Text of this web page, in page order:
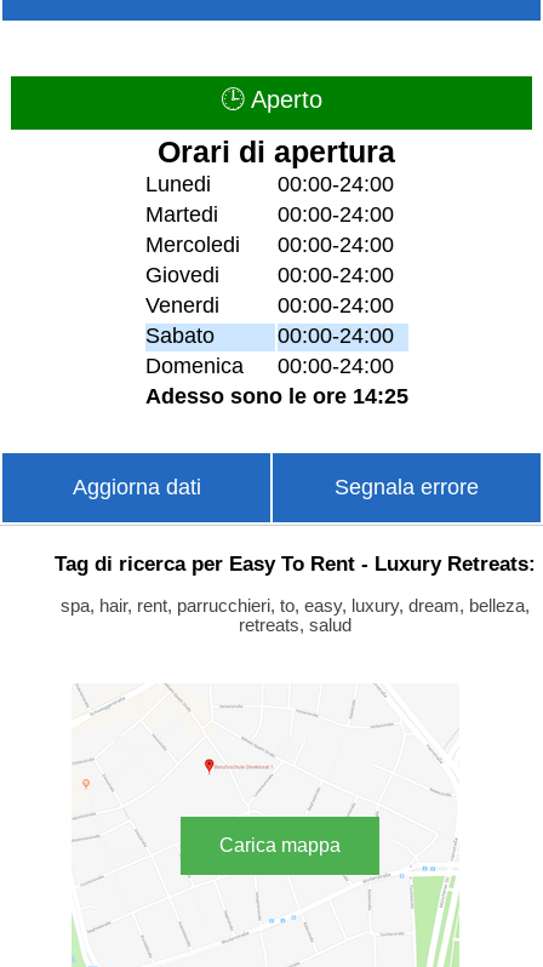
🕒 Aperto
Orari di apertura
Lunedi
00:00-24:00
Martedi
00:00-24:00
Mercoledi
00:00-24:00
Giovedi
00:00-24:00
Venerdi
00:00-24:00
Sabato
00:00-24:00
Domenica
00:00-24:00
Adesso sono le ore 14:25
Aggiorna dati Segnala errore
Tag di ricerca per Easy To Rent - Luxury Retreats:
spa, hair, rent, parrucchieri, to, easy, luxury, dream, belleza,
retreats, salud
Carica mappa